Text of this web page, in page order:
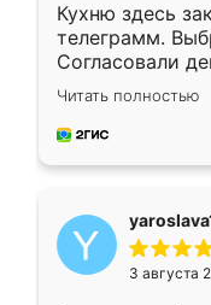
Кухню здесь
телеграмм.
Согласовали
недели кухня
довольны
мебель за
Читать полностью
3 августа